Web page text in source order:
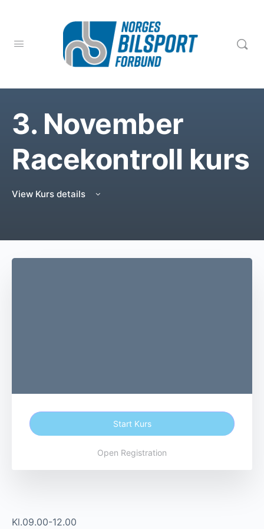
3. November
Racekontroll kurs
View Kurs details
Kl.09.00-12.00
Start Kurs
Open Registration